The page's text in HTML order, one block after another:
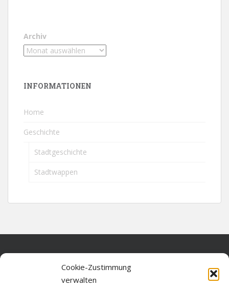
Cookie-Zustimmung
verwalten
Archiv
INFORMATIONEN
Home
Geschichte
Stadtgeschichte
Stadtwappen